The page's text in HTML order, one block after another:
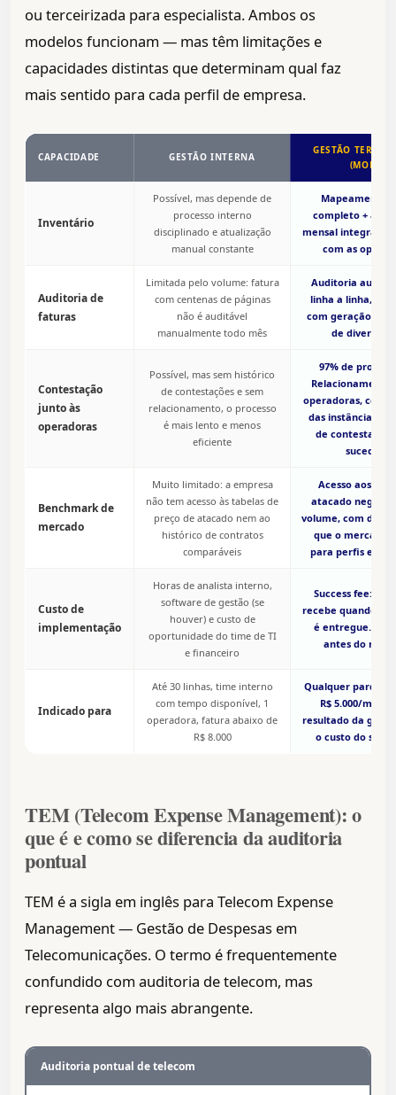
ou terceirizada para especialista. Ambos os
modelos funcionam — mas têm limitações e
capacidades distintas que determinam qual faz
mais sentido para cada perfil de empresa.
CAPACIDADE GESTÃO INTERNA
GESTÃO
(MOBIT)
Inventário
Possível, mas depende de
processo interno
disciplinado e atualização
manual constante
Mapeamento
completo +
mensal integrada
com as
Auditoria de
faturas
Limitada pelo volume: fatura
com centenas de páginas
não é auditável
manualmente todo mês
Auditoria
linha a linha,
com geração de
de
Contestação
junto às
operadoras
Possível, mas sem histórico
de contestações e sem
relacionamento, o processo
é mais lento e menos
eficiente
97% de
Relacionamento
operadoras,
das instâncias e
de
sucedidas
Benchmark de
mercado
Muito limitado: a empresa
não tem acesso às tabelas de
preço de atacado nem ao
histórico de contratos
comparáveis
Acesso aos
atacado
volume, com
que o mercado
para perfis
Custo de
implementação
Horas de analista interno,
software de gestão (se
houver) e custo de
oportunidade do time de TI
e financeiro
Success fee: a
recebe quando a
é entregue.
antes do
Indicado para
Até 30 linhas, time interno
com tempo disponível, 1
operadora, fatura abaixo de
R$ 8.000
Qualquer parque
R$ 5.000/mês
resultado da
o custo do
TEM (Telecom Expense Management): o
que é e como se diferencia da auditoria
pontual
TEM é a sigla em inglês para Telecom Expense
Management — Gestão de Despesas em
Telecomunicações. O termo é frequentemente
confundido com auditoria de telecom, mas
representa algo mais abrangente.
Auditoria pontual de telecom